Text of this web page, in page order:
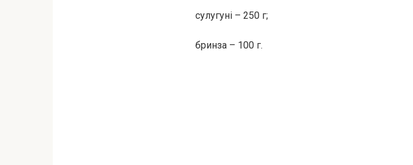
сулугуні – 250 г;
бринза – 100 г.